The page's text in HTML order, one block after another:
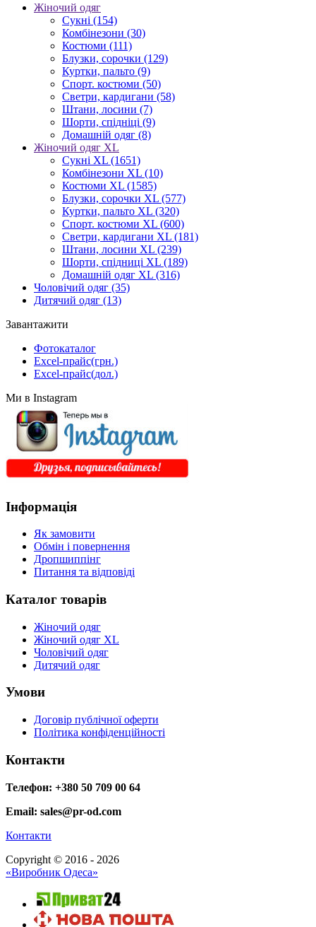
Жіночий одяг
Сукні (154)
Комбінезони (30)
Костюми (111)
Блузки, сорочки (129)
Куртки, пальто (9)
Спорт. костюми (50)
Светри, кардигани (58)
Штани, лосини (7)
Шорти, спідніці (9)
Домашній одяг (8)
Жіночий одяг XL
Cукні XL (1651)
Комбінезони XL (10)
Костюми XL (1585)
Блузки, сорочки XL (577)
Куртки, пальто XL (320)
Спорт. костюми XL (600)
Светри, кардигани XL (181)
Штани, лосини XL (239)
Шорти, спідниці XL (189)
Домашній одяг XL (316)
Чоловічий одяг (35)
Дитячий одяг (13)
Завантажити
Фотокаталог
Excel-прайс(грн.)
Excel-прайс(дол.)
Ми в Instagram
Інформація
Як замовити
Обмін і повернення
Дропшиппінг
Питання та відповіді
Каталог товарів
Жіночий одяг
Жіночий одяг XL
Чоловічий одяг
Дитячий одяг
Умови
Договір публічної оферти
Політика конфіденційності
Контакти
Телефон: +380 50 709 00 64
Email: sales@pr-od.com
Контакти
Copyright © 2016 - 2026
«Виробник Одеса»